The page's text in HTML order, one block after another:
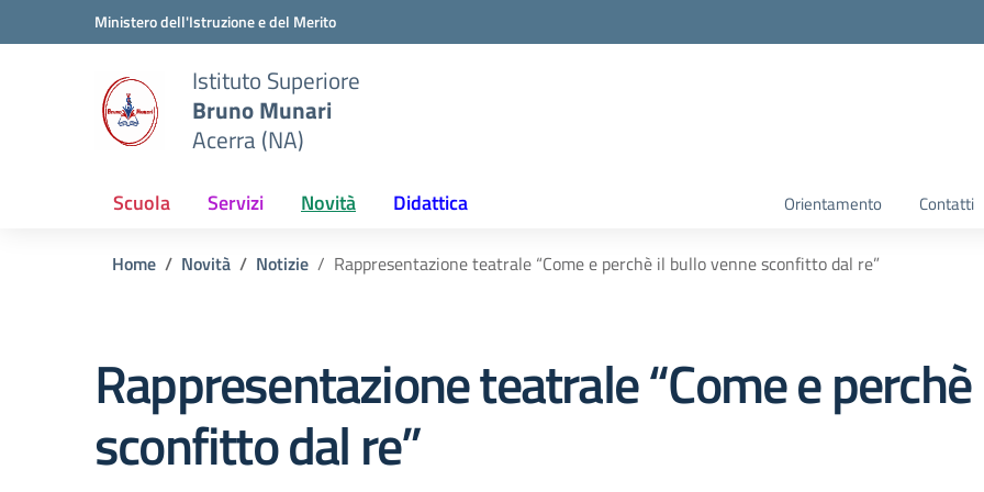
Vai ai contenuti
Vai al menu di navigazioneMinistero dell'Istruzione e del Merito
Istituto Superiore
Bruno Munari
Acerra (NA)
Scuola Servizi Novità Didattica Orientamento Contatti
Home Novità Notizie Rappresentazione teatrale “Come e perchè il bullo venne sconfitto dal re”
Rappresentazione teatrale “Come e
sconfitto dal re”